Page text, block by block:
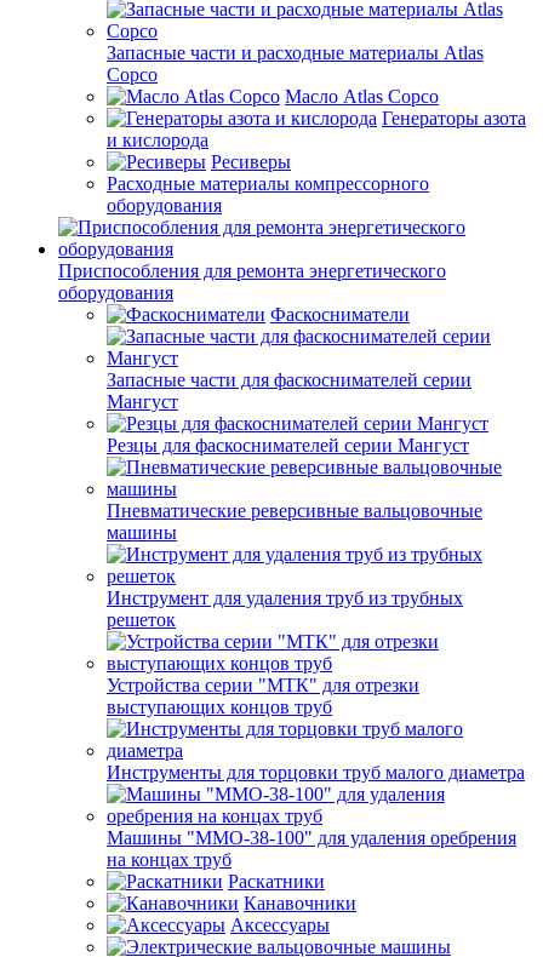
Запасные части и расходные материалы Atlas
Copco
Масло Atlas Copco
Генераторы азота
и кислорода
Ресиверы
Расходные материалы компрессорного
оборудования
Приспособления для ремонта энергетического
оборудования
Фаскосниматели
Запасные части для фаскоснимателей серии
Мангуст
Резцы для фаскоснимателей серии Мангуст
Пневматические реверсивные вальцовочные
машины
Инструмент для удаления труб из трубных
решеток
Устройства серии "МТК" для отрезки
выступающих концов труб
Инструменты для торцовки труб малого диаметра
Машины "ММО-38-100" для удаления оребрения
на концах труб
Раскатники
Канавочники
Аксессуары